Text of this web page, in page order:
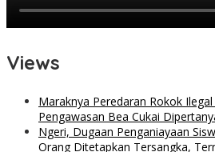
Views
Maraknya Peredaran Rokok
Pengawasan Bea Cukai
Ngeri, Dugaan Penganiayaan
Orang Ditetapkan Tersangka,